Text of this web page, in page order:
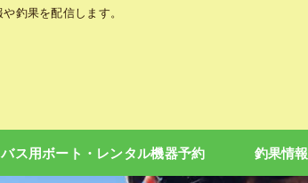
釣果を配信します。
バス用ボート・レンタル機器予約 釣果情報